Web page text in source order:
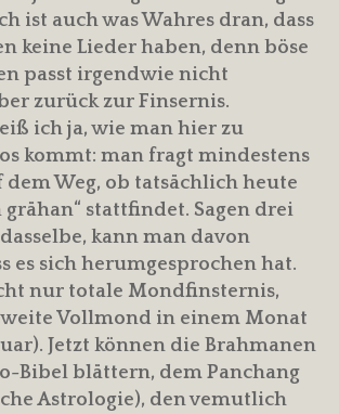
ist auch was Wahres dran, dass
keine Lieder haben, denn böse
passt irgendwie nicht
zurück zur Finsernis.
ich ja, wie man hier zu
kommt: man fragt mindestens
Weg, ob tatsächlich heute
grähan“ stattfindet. Sagen drei
kann man davon
es sich herumgesprochen hat.
nur totale Mondfinsternis,
Vollmond in einem Monat
Jetzt können die Brahmanen
Bibel blättern, dem Panchang
Astrologie), den vemutlich